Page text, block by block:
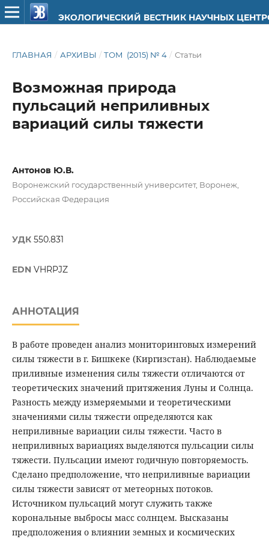
ЭКОЛОГИЧЕСКИЙ ВЕСТНИК НАУЧНЫХ
ГЛАВНАЯ / АРХИВЫ / ТОМ (2015) № 4 / Статьи
Возможная природа
пульсаций неприливных
вариаций силы тяжести
Антонов Ю.В.
Воронежский государственный университет, Воронеж,
Российская Федерация
УДК 550.831
EDN VHRPJZ
АННОТАЦИЯ
В работе проведен анализ мониторинговых измерений
силы тяжести в г. Бишкеке (Киргизстан). Наблюдаемые
приливные изменения силы тяжести отличаются от
теоретических значений притяжения Луны и Солнца.
Разность между измеряемыми и теоретическими
значениями силы тяжести определяются как
неприливные вариации силы тяжести. Часто в
неприливных вариациях выделяются пульсации силы
тяжести. Пульсации имеют годичную повторяемость.
Сделано предположение, что неприливные вариации
силы тяжести зависят от метеорных потоков.
Источником пульсаций могут служить также
корональные выбросы масс солнцем. Высказаны
предположения о влиянии земных и космических